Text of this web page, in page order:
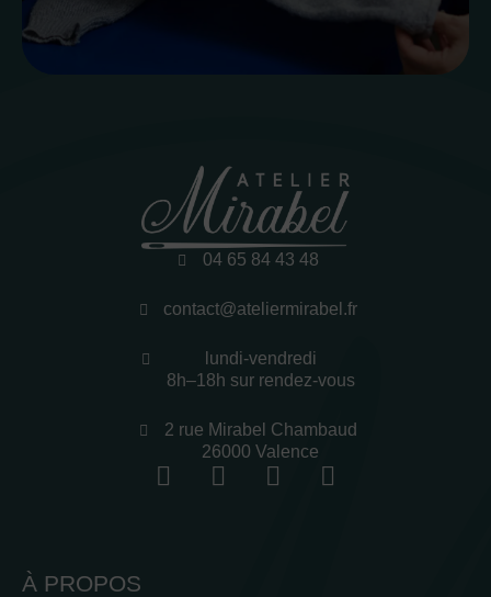
04 65 84 43 48
contact@ateliermirabel.fr
lundi-vendredi
8h–18h sur rendez-vous
2 rue Mirabel Chambaud
26000 Valence
À PROPOS